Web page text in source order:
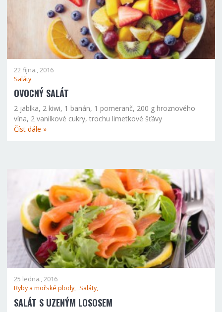
22 října., 2016
Saláty
OVOCNÝ SALÁT
2 jablka, 2 kiwi, 1 banán, 1 pomeranč, 200 g hroznového
vína, 2 vanilkové cukry, trochu limetkové šťávy
Číst dále »
25 ledna., 2016
Ryby a mořské plody, Saláty,
SALÁT S UZENÝM LOSOSEM